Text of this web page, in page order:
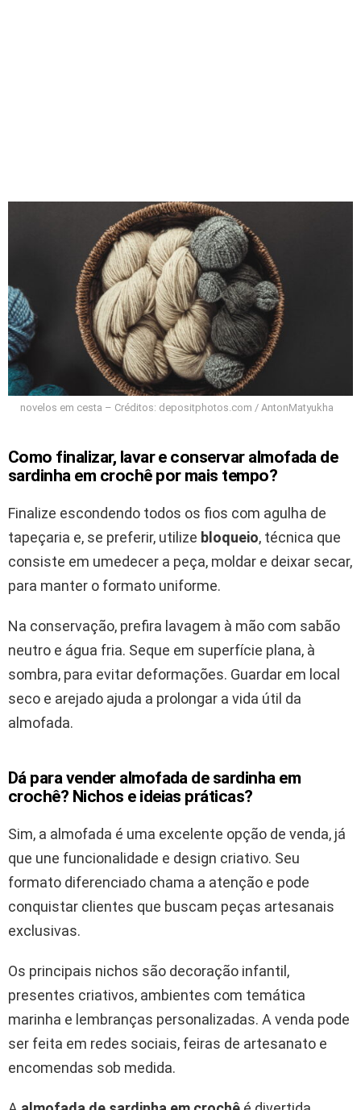
novelos em cesta – Créditos: depositphotos.com / AntonMatyukha
Como finalizar, lavar e conservar almofada de
sardinha em crochê por mais tempo?
Finalize escondendo todos os fios com agulha de
tapeçaria e, se preferir, utilize bloqueio, técnica que
consiste em umedecer a peça, moldar e deixar secar,
para manter o formato uniforme.
Na conservação, prefira lavagem à mão com sabão
neutro e água fria. Seque em superfície plana, à
sombra, para evitar deformações. Guardar em local
seco e arejado ajuda a prolongar a vida útil da
almofada.
Dá para vender almofada de sardinha em
crochê? Nichos e ideias práticas?
Sim, a almofada é uma excelente opção de venda, já
que une funcionalidade e design criativo. Seu
formato diferenciado chama a atenção e pode
conquistar clientes que buscam peças artesanais
exclusivas.
Os principais nichos são decoração infantil,
presentes criativos, ambientes com temática
marinha e lembranças personalizadas. A venda pode
ser feita em redes sociais, feiras de artesanato e
encomendas sob medida.